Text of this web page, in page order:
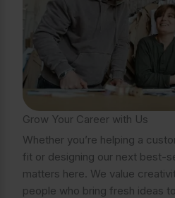
Grow Your Career with Us
Whether you’re helping a
fit or designing our next best-
matters here. We value
people who bring fresh ideas